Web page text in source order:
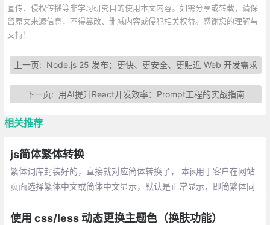
宣传、侵权传播等非学习研究目的使用本文内容。如需分享或转载，请保
留原文来源信息，不得篡改、删减内容或侵犯相关权益。感谢您的理解与
支持！
上一页: Node.js 25 发布：更快、更安全、更贴近 Web 开发需求
下一页: 用AI提升React开发效率：Prompt工程的实战指南
相关推荐
js简体繁体转换
繁体词库封装好的，直接就对应简体转换了， 本js用于客户在网站
页面选择繁体中文或简体中文显示，默认是正常显示，即简繁体同
使用 css/less 动态更换主题色（换肤功能）